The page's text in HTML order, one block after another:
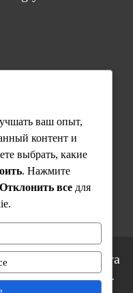
tumani
Onkologiya
Tibbiyot Markazi.
ваш опыт,
контент и
выбрать, какие
. Нажмите
Отклонить все для